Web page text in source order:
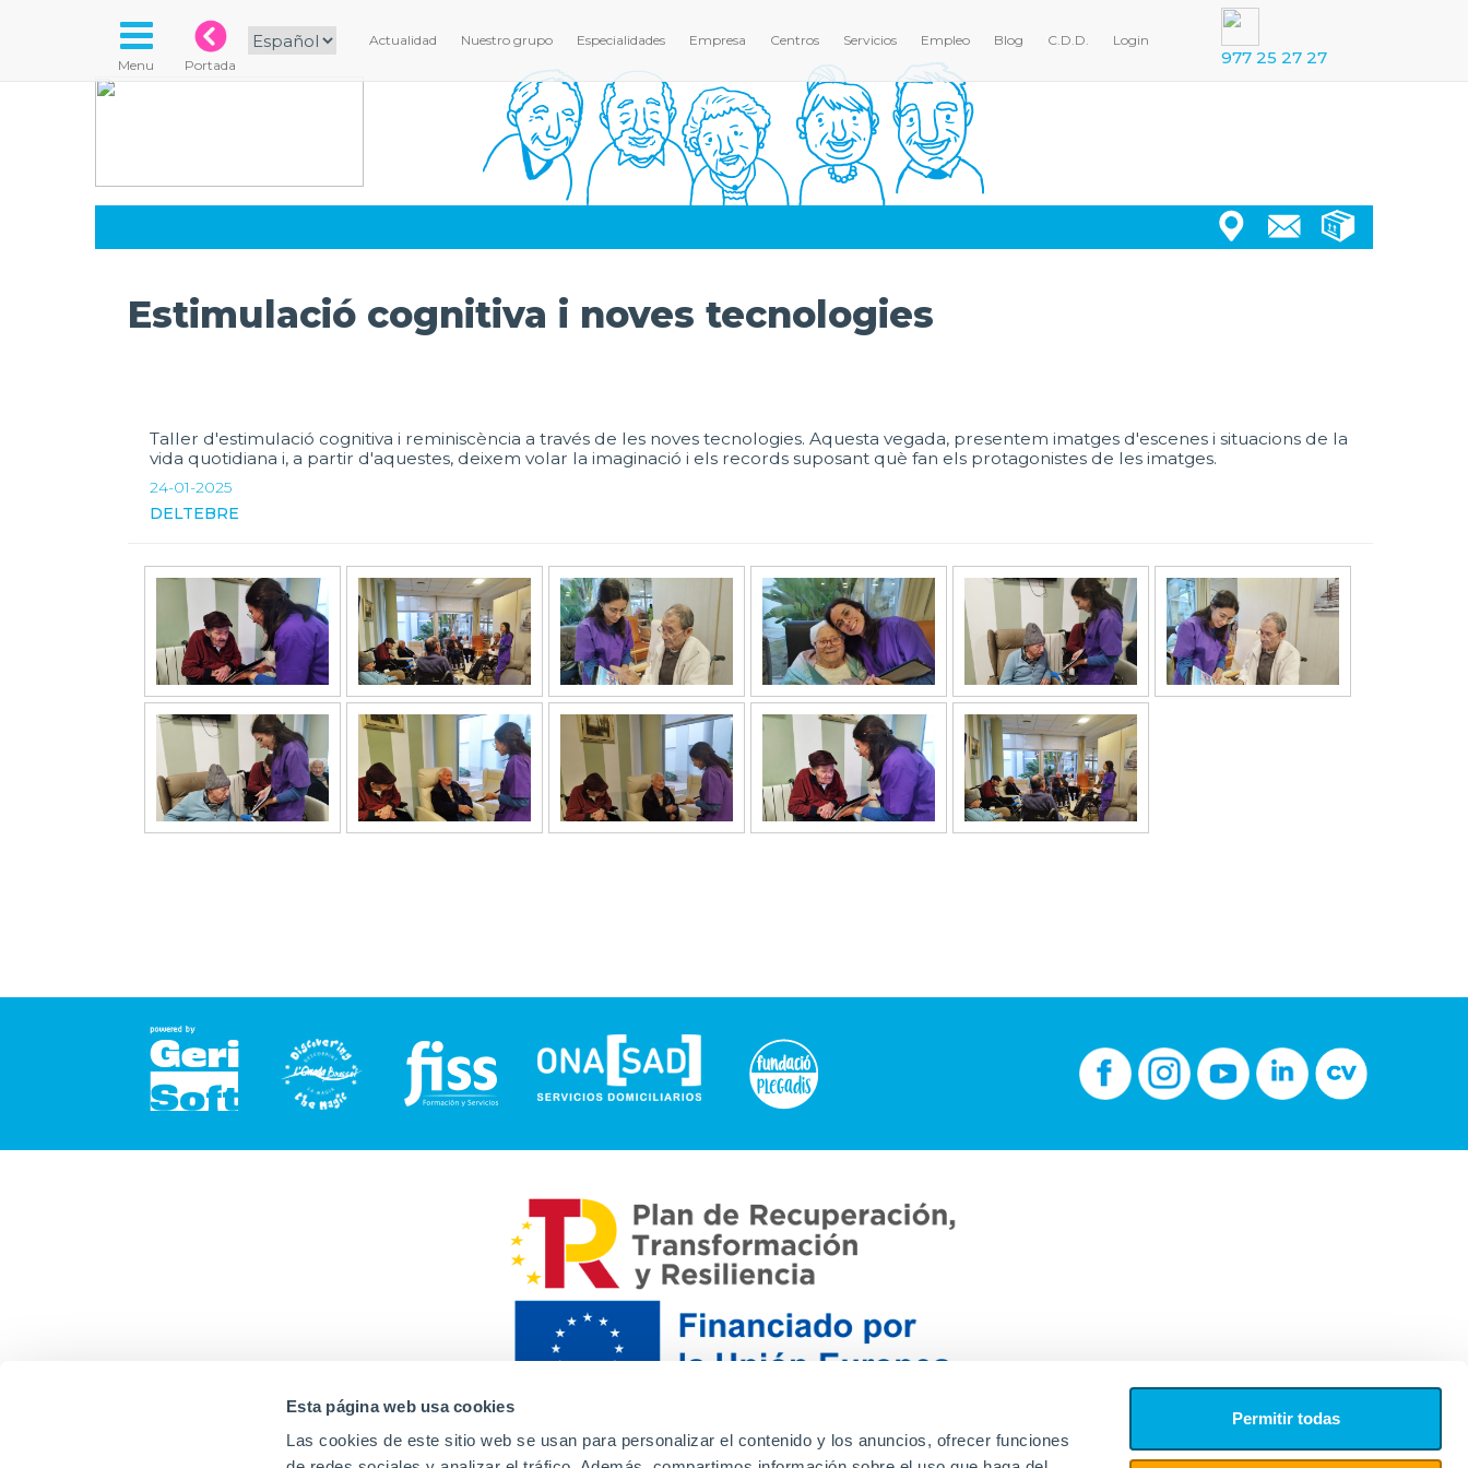
Esta página web usa cookies
Las cookies de este sitio web se usan para personalizar el contenido y los anuncios, ofrecer funciones
Permitir todas
Actualidad Nuestro grupo Especialidades Empresa Centros Servicios Empleo Blog C.D.D. Login
977 25 27 27
Menu Portada
Estimulació cognitiva i noves tecnologies
Taller d'estimulació cognitiva i reminiscència a través de les noves tecnologies. Aquesta vegada, presentem imatges d'escenes i situacions de la
vida quotidiana i, a partir d'aquestes, deixem volar la imaginació i els records suposant què fan els protagonistes de les imatges.
24-01-2025
DELTEBRE